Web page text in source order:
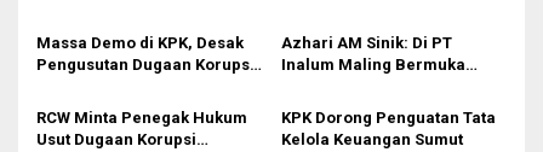
p
o
s
PT Inalum
Massa Demo di KPK, Desak
Pengusutan Dugaan Korupsi
Azhari AM Sinik: Di PT
Inalum Maling Bermuka
RCW Minta Penegak Hukum
Usut Dugaan Korupsi
KPK Dorong Penguatan Tata
Kelola Keuangan Sumut